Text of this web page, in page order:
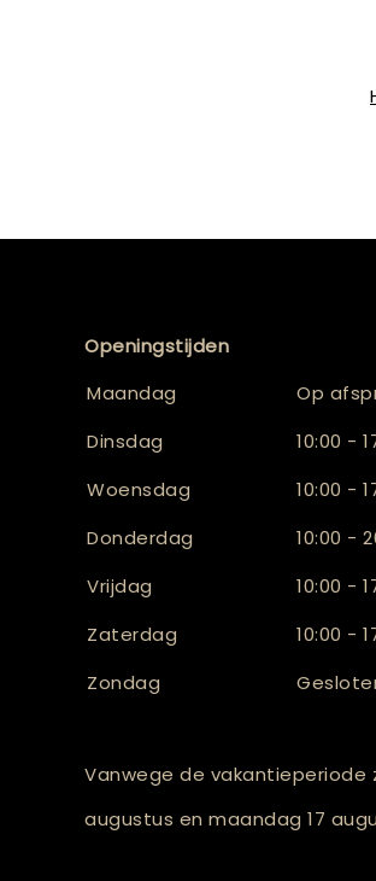
Openingstijden
Maandag
Op
Dinsdag
10:00 -
Woensdag
10:00 -
Donderdag
10:00 -
Vrijdag
10:00 -
Zaterdag
10:00 -
Zondag
Vanwege de vakantieperiode
augustus en maandag 17